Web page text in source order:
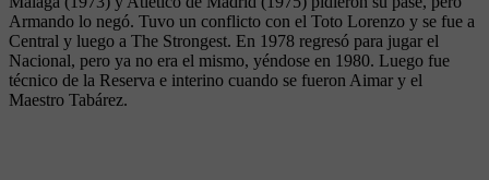
Armando lo negó. Tuvo un conflicto con el Toto Lorenzo y se fue a
Central y luego a The Strongest. En 1978 regresó para jugar el
Nacional, pero ya no era el mismo, yéndose en 1980. Luego fue
técnico de la Reserva e interino cuando se fueron Aimar y el
Maestro Tabárez.